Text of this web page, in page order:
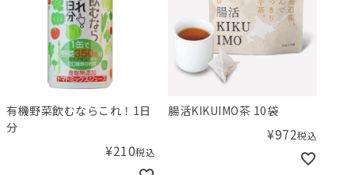
有機野菜飲むならこれ！1日
分
¥210税込
腸活KIKUIMO茶 10袋
¥972税込